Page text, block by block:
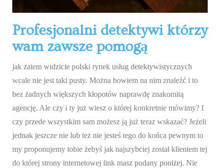
Profesjonalni detektywi którzy
wam zawsze pomogą
jak zatem widzicie polski rynek usług detektywistycznych
wcale nie jest taki pusty. Można bowiem na nim znaleźć i to
bez żadnych większych kłopotów naprawdę znakomitą
agencję. Ale czy i ty już wiesz o której konkretnie mówimy? I
czy przede wszystkim sam możesz ją już teraz wskazać? Jeżeli
jednak jeszcze nie lub też nie jesteś tego do końca pewnym to
my proponujemy tobie żebyś jak najszybciej został klientem tej
do której strony internetowej link masz podany poniżej. Nie